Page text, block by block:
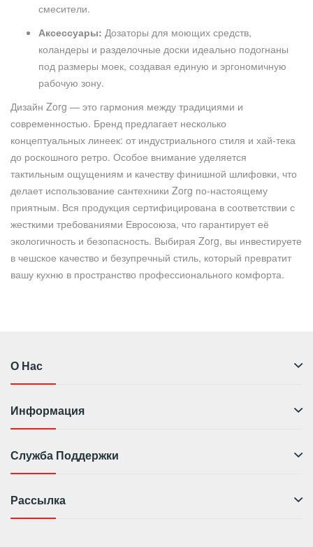
смесители.
Аксессуары: Дозаторы для моющих средств,
коландеры и разделочные доски идеально подогнаны
под размеры моек, создавая единую и эргономичную
рабочую зону.
Дизайн Zorg — это гармония между традициями и
современностью. Бренд предлагает несколько
концептуальных линеек: от индустриального стиля и хай-тека
до роскошного ретро. Особое внимание уделяется
тактильным ощущениям и качеству финишной шлифовки, что
делает использование сантехники Zorg по-настоящему
приятным. Вся продукция сертифицирована в соответствии с
жесткими требованиями Евросоюза, что гарантирует её
экологичность и безопасность. Выбирая Zorg, вы инвестируете
в чешское качество и безупречный стиль, который превратит
вашу кухню в пространство профессионального комфорта.
О Нас
Информация
Служба Поддержки
Рассылка